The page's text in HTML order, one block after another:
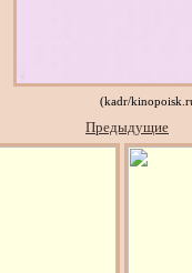
(kadr/
Предыдущие